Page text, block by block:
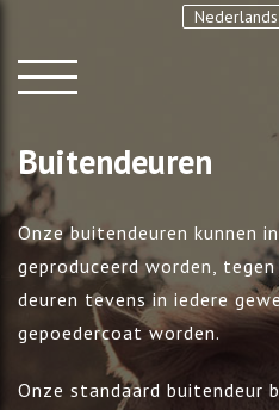
Nederlands
Buitendeuren
Onze buitendeuren kunnen
geproduceerd worden,
deuren tevens in iedere
gepoedercoat worden.
Onze standaard buitendeur